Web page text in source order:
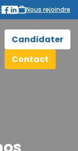
Nous rejoindre
Candidater
Contact